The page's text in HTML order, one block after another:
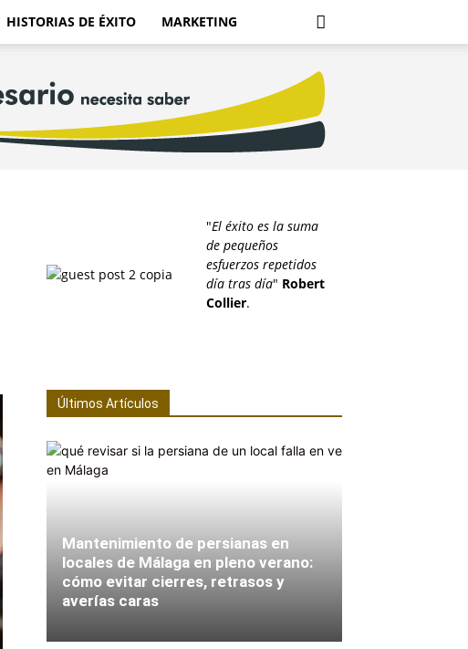
HISTORIAS DE ÉXITO MARKETING
"El éxito es la suma
de pequeños
esfuerzos repetidos
día tras día" Robert
Collier.
Últimos Artículos
Mantenimiento de persianas en
locales de Málaga en pleno verano:
cómo evitar cierres, retrasos y
averías caras